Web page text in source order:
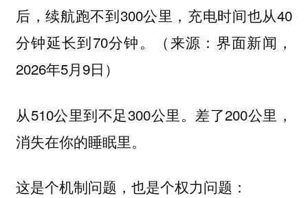
后，续航跑不到300公里，充电时间也从40
分钟延长到70分钟。（来源：界面新闻，
2026年5月9日）
从510公里到不足300公里。差了200公里，
消失在你的睡眠里。
这是个机制问题，也是个权力问题：